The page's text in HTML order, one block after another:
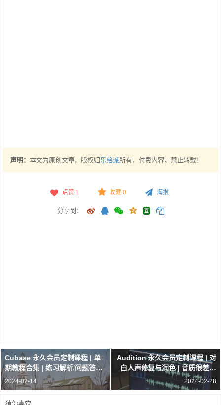
声明： 本文为原创文章，版权归 乐绘派所有，付费内容，禁止转载！
点赞 1 收藏 0 海报
分享到：
Cubase 永久会员定制课程 | 单
期教程合集 | 练习解析/问题答疑
都会在这里呈现
2024-02-14
Audition 永久会员定制课程 | 对
白人声修复与润色 | 音质很差的
录音如何改善？5 节课教会你
2024-02-28
猜你喜欢